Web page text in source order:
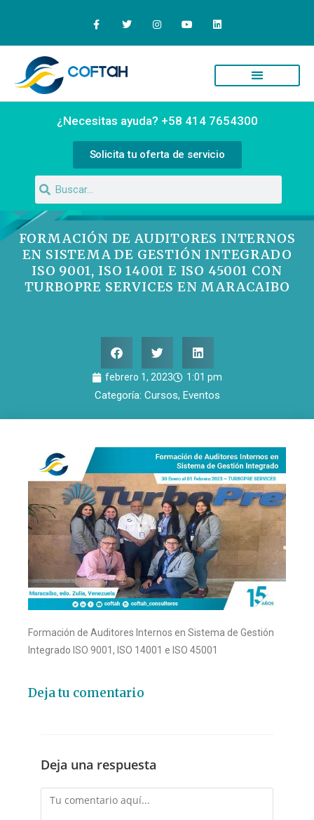
¿Necesitas ayuda? +58 414 7654300
Solicita tu oferta de servicio
FORMACIÓN DE AUDITORES INTERNOS
EN SISTEMA DE GESTIÓN INTEGRADO
ISO 9001, ISO 14001 E ISO 45001 CON
TURBOPRE SERVICES EN MARACAIBO
febrero 1, 2023 1:01 pm
Categoría: Cursos, Eventos
Formación de Auditores Internos en Sistema de Gestión
Integrado ISO 9001, ISO 14001 e ISO 45001
Deja tu comentario
Deja una respuesta